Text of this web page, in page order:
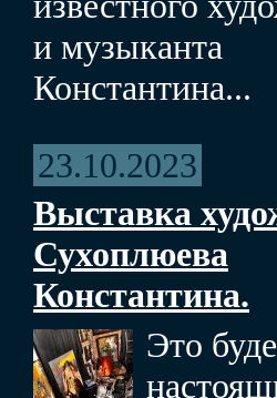
и музыканта
Константина...
23.10.2023
Выставка
Сухоплюева
Константина.
Это